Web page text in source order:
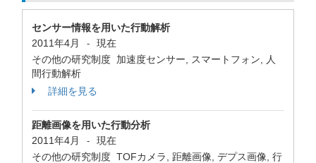
センサー情報を用いた行動解析
2011年4月
-
現在
その他の研究制度 加速度センサー, スマートフォン, 人
間行動解析
詳細を見る
距離画像を用いた行動分析
2011年4月
-
現在
その他の研究制度 TOFカメラ, 距離画像, デプス画像, 行